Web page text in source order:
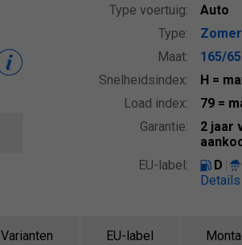
Type voertuig:
Auto
Type:
Maat:
165/
Snelheidsindex:
H =
Load index:
79 =
Garantie:
2 jaar
EU-label:
D
Details
Varianten EU-label